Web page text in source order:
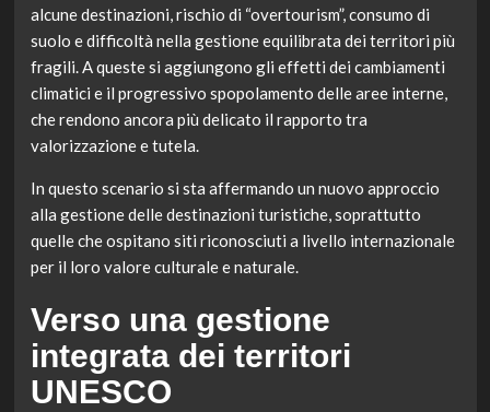
alcune destinazioni, rischio di “overtourism”, consumo di
suolo e difficoltà nella gestione equilibrata dei territori più
fragili. A queste si aggiungono gli effetti dei cambiamenti
climatici e il progressivo spopolamento delle aree interne,
che rendono ancora più delicato il rapporto tra
valorizzazione e tutela.
In questo scenario si sta affermando un nuovo approccio
alla gestione delle destinazioni turistiche, soprattutto
quelle che ospitano siti riconosciuti a livello internazionale
per il loro valore culturale e naturale.
Verso una gestione
integrata dei territori
UNESCO